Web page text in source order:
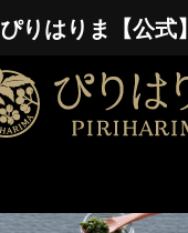
ぴりはりま【公式】